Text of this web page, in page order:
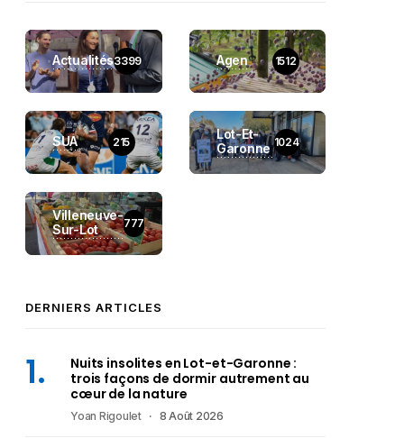
Actualités3399 Agen 1512
SUA 215
Lot-Et-
Garonne 1024
Villeneuve-
Sur-Lot
777
DERNIERS ARTICLES
Nuits insolites en Lot-et-Garonne :
trois façons de dormir autrement au
cœur de la nature
Yoan Rigoulet 8 Août 2026